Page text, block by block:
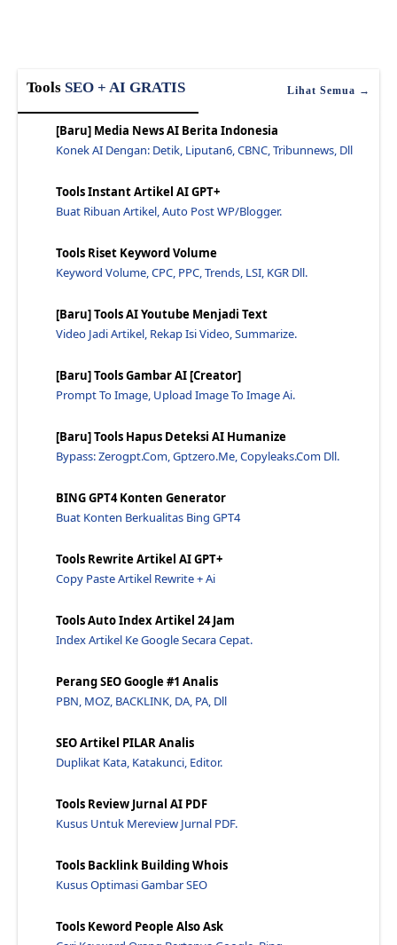
16 Teknik Seo Dasar Dengan Google Analytics - Jawa...
Prod Cast Unduh Podcast Dari Apple Podcasts Store....
Seo: Pengertian, Manfaat, Sejarah Waktu, Dan Cara ...
Kesalahan Yang Sering Dilakukan Oleh Author Blog U...
12 Cara Optimasi Seo On Page Terbaik - Jawaraspeed
Seo Dan Google Bisnisku: Mengoptimalkan Untuk Bisn...
Jumat Hitam 2024 - Jawaraspeed
Cara Mudah Membuat Konten Berkualitas Tinggi Untuk...
5 Kriteria Nama Domain Yang Disukai Google - Jawar...
Unduh Perangkat Lunak Microsoft Excel - Jawaraspeed
7 Cara Menghasilkan Backlink Berkualitas - Jawaras...
3 Cara Menghapus Diagram Sejarah Google Maps Di An...
Teknik Seo On Page Youtube - Jawaraspeed
Google Meluncurkan Pengujian Beta Pengujian Hasil ...
Pub Sub Hubbub: Peluncuran Pusat Penerbit Google B...
Lengkap Cara Membuat Blog Diandroid - Jawaraspeed
Ikhtisar Pembaruan Perangkat Lunak Sistem Untuk To...
Widget Ua Apa Itu? - Jawaraspeed
Penjualan Utama Black Friday 2022 - Jawaraspeed
Cara Menggunakan Daftar Google Anda dengan Benar D...
50 Tips Seo Plugin Write Yang Akan Membantu Anda L...
Kerangka Skrip Java Mana yang Harus Saya Gunakan J...
Tools SEO + AI GRATIS Lihat Semua →
[Baru] Media News AI Berita Indonesia
Konek AI Dengan: Detik, Liputan6, CBNC, Tribunnews, Dll
Tools Instant Artikel AI GPT+
Buat Ribuan Artikel, Auto Post WP/Blogger.
Tools Riset Keyword Volume
Keyword Volume, CPC, PPC, Trends, LSI, KGR Dll.
[Baru] Tools AI Youtube Menjadi Text
Video Jadi Artikel, Rekap Isi Video, Summarize.
[Baru] Tools Gambar AI [Creator]
Prompt To Image, Upload Image To Image Ai.
[Baru] Tools Hapus Deteksi AI Humanize
Bypass: Zerogpt.com, Gptzero.me, Copyleaks.com Dll.
BING GPT4 Konten Generator
Buat Konten Berkualitas Bing GPT4
Tools Rewrite Artikel AI GPT+
Copy Paste Artikel Rewrite + Ai
Tools Auto Index Artikel 24 Jam
Index Artikel Ke Google Secara Cepat.
Perang SEO Google #1 Analis
PBN, MOZ, BACKLINK, DA, PA, Dll
SEO Artikel PILAR Analis
Duplikat Kata, Katakunci, Editor.
Tools Review Jurnal AI PDF
Kusus Untuk Mereview Jurnal PDF.
Tools Backlink Building Whois
Kusus Optimasi Gambar SEO
Tools Keword People Also Ask